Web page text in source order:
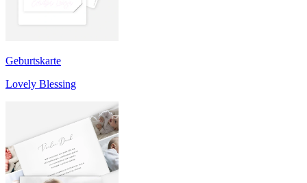
Geburtskarte
Lovely Blessing